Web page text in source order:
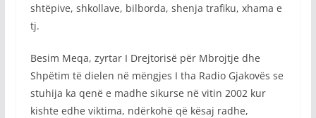
shtëpive, shkollave, bilborda, shenja trafiku, xhama e
tj.
Besim Meqa, zyrtar I Drejtorisë për Mbrojtje dhe
Shpëtim të dielen në mëngjes I tha Radio Gjakovës se
stuhija ka qenë e madhe sikurse në vitin 2002 kur
kishte edhe viktima, ndërkohë që kësaj radhe,